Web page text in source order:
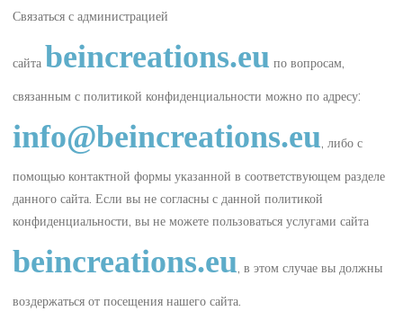
Связаться с администрацией
сайта beincreations.eu по вопросам,
связанным с политикой конфиденциальности можно по адресу:
info@beincreations.eu , либо с
помощью контактной формы указанной в соответствующем разделе
данного сайта. Если вы не согласны с данной политикой
конфиденциальности, вы не можете пользоваться услугами сайта
beincreations.eu , в этом случае вы должны
воздержаться от посещения нашего сайта.